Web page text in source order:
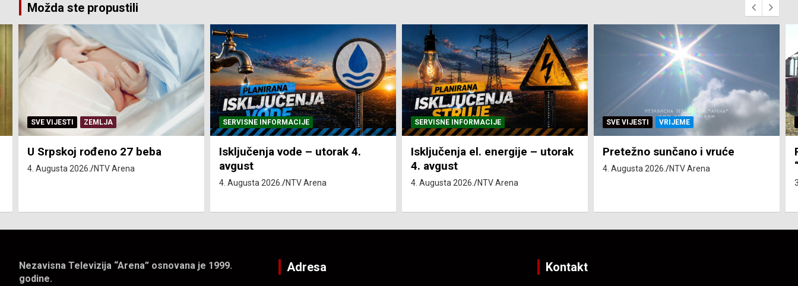
Možda ste propustili
SERVISNE INFORMACIJE
Isključenja vode – utorak 4.
avgust
SERVISNE INFORMACIJE
Isključenja el. energije – utorak
4. avgust
4. Augusta 2026. NTV Arena
SVE VIJESTI VRIJEME
Pretežno sunčano i vruće
4. Augusta 2026.
SVE VIJESTI ZEMLJA
Pravo na subvenciju za traktor
“Belarus” ostvarila 84 korisnika
Nezavisna Televizija “Arena” osnovana je 1999.
godine.
Adresa Kontakt